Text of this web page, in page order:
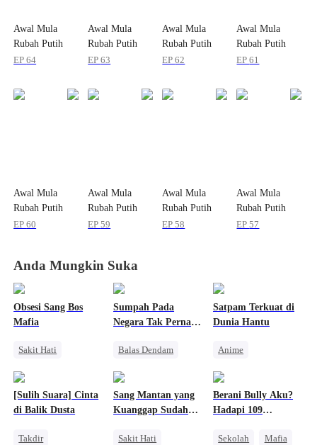
Awal Mula
Rubah Putih
Kecil
EP64
Awal Mula
Rubah Putih
Kecil
EP63
Awal Mula
Rubah Putih
Kecil
EP62
Awal Mula
Rubah Putih
Kecil
EP61
Awal Mula
Rubah Putih
Kecil
EP60
Awal Mula
Rubah Putih
Kecil
EP59
Awal Mula
Rubah Putih
Kecil
EP58
Awal Mula
Rubah Putih
Kecil
EP57
Anda Mungkin Suka
Obsesi Sang Bos
Mafia
Sakit Hati
Mengejar Istri
Sumpah Pada
Negara Tak Pernah
Balas Dendam
Konflik Keluarga dan Negara
Satpam Terkuat di
Dunia Hantu
Anime
Pembalasan
[Sulih Suara] Cinta
di Balik Dusta
Takdir
Sang Mantan yang
Kuanggap Sudah
Sakit Hati
Berani Bully Aku?
Hadapi 109
Sekolah
Mafia